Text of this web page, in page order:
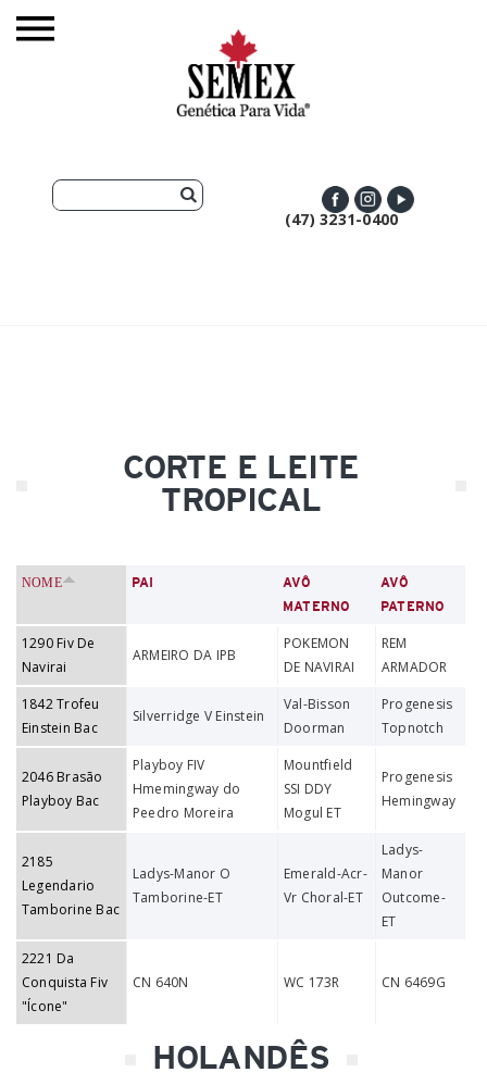
(47) 3231-0400
CORTE E LEITE
TROPICAL
NOME PAI
AVÔ
MATERNO
AVÔ
PATERNO
1290 Fiv De
Navirai
ARMEIRO DA IPB
POKEMON
DE NAVIRAI
REM
ARMADOR
1842 Trofeu
Einstein Bac
Silverridge V Einstein
Val-Bisson
Doorman
Progenesis
Topnotch
2046 Brasão
Playboy Bac
Playboy FIV
Hmemingway do
Peedro Moreira
Mountfield
SSI DDY
Mogul ET
Progenesis
Hemingway
2185
Legendario
Tamborine Bac
Ladys-Manor O
Tamborine-ET
Emerald-Acr-
Vr Choral-ET
Ladys-
Manor
Outcome-
ET
2221 Da
Conquista Fiv
"Ícone"
CN 640N WC 173R CN 6469G
HOLANDÊS